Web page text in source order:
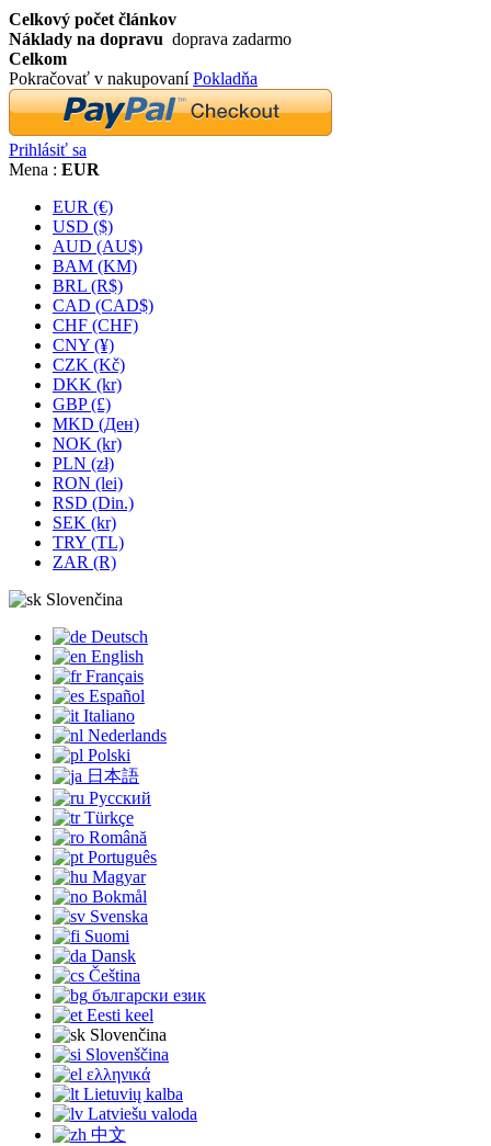
Celkový počet článkov
Náklady na dopravu doprava zadarmo
Celkom
Pokračovať v nakupovaníPokladňa
Prihlásiť sa
Mena : EUR
EUR (€)
USD ($)
AUD (AU$)
BAM (KM)
BRL (R$)
CAD (CAD$)
CHF (CHF)
CNY (¥)
CZK (Kč)
DKK (kr)
GBP (£)
MKD (Ден)
NOK (kr)
PLN (zł)
RON (lei)
RSD (Din.)
SEK (kr)
TRY (TL)
ZAR (R)
Slovenčina
Deutsch
English
Français
Español
Italiano
Nederlands
Polski
日本語
Русский
Türkçe
Română
Português
Magyar
Bokmål
Svenska
Suomi
Dansk
Čeština
български език
Eesti keel
Slovenčina
Slovenščina
ελληνικά
Lietuvių kalba
Latviešu valoda
中文